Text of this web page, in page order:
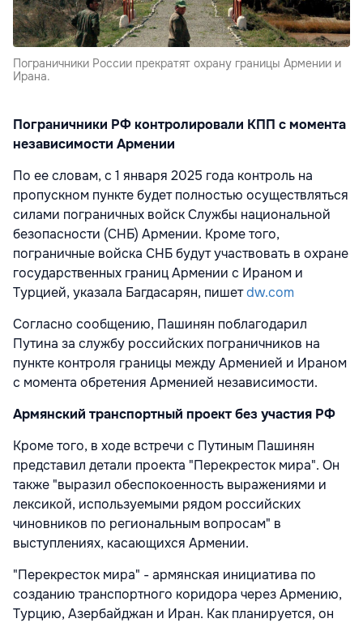
Пограничники России прекратят охрану границы Армении и
Ирана.
Пограничники РФ контролировали КПП с момента
независимости Армении
По ее словам, с 1 января 2025 года контроль на
пропускном пункте будет полностью осуществляться
силами пограничных войск Службы национальной
безопасности (СНБ) Армении. Кроме того,
пограничные войска СНБ будут участвовать в охране
государственных границАрмении с Ираном и
Турцией, указала Багдасарян, пишетdw.com
Согласно сообщению, Пашинян поблагодарил
Путина за службу российских пограничников на
пункте контроля границы между Арменией и Ираном
с момента обретения Арменией независимости.
Армянский транспортный проект без участия РФ
Кроме того, в ходе встречи с Путиным Пашинян
представил детали проекта "Перекресток мира". Он
также "выразил обеспокоенность выражениями и
лексикой, используемыми рядом российских
чиновников по региональным вопросам" в
выступлениях, касающихся Армении.
"Перекресток мира" - армянская инициатива по
созданию транспортного коридора через Армению,
Турцию, Азербайджан и Иран. Как планируется, он